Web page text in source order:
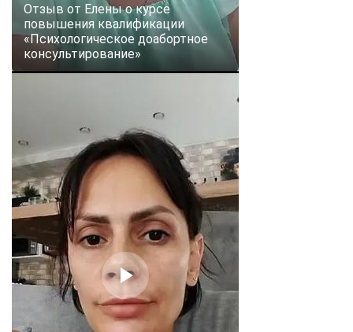
Отзыв от Елены о курсе
повышения квалификации
«Психологическое доабортное
консультирование»